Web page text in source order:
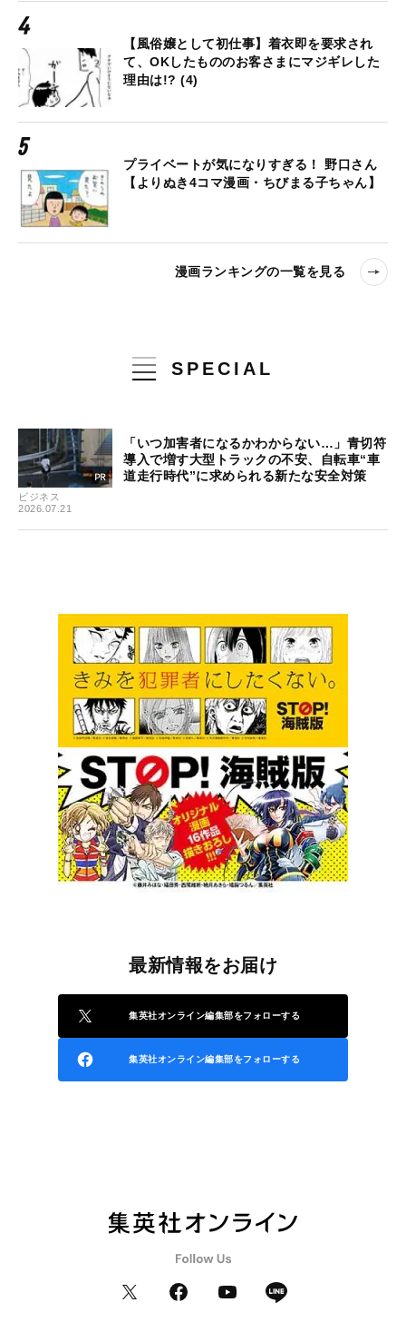
【風俗嬢として初仕事】着衣即を要求され
て、OKしたもののお客さまにマジギレした
理由は!? (4)
プライベートが気になりすぎる！ 野口さん
【よりぬき4コマ漫画・ちびまる子ちゃん】
漫画ランキングの一覧を見る
SPECIAL
ビジネス
2026.07.21
「いつ加害者になるかわからない…」青切符
導入で増す大型トラックの不安、自転車“車
道走行時代”に求められる新たな安全対策
最新情報をお届け
集英社オンライン編集部をフォローする
集英社オンライン編集部をフォローする